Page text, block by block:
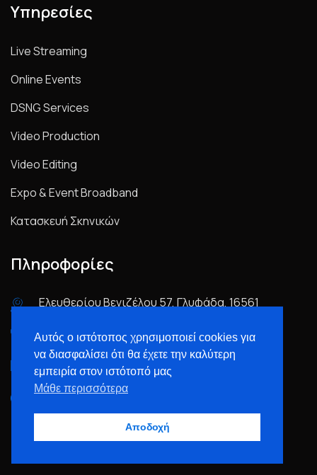
Υπηρεσίες
Live Streaming
Online Events
DSNG Services
Video Production
Video Editing
Expo & Event Broadband
Κατασκευή Σκηνικών
Πληροφορίες
Ελευθερίου Βενιζέλου 57, Γλυφάδα, 16561
(+30) 210 300 9291 ----- (+30) 6909 31 3000
info@digitaleye.gr
Δευ-Σαβ: 10:00πμ - 19:00μμ Κυρ - Κλειστά
Newsletter
Αυτός ο ιστότοπος χρησιμοποιεί cookies για
να διασφαλίσει ότι θα έχετε την καλύτερη
εμπειρία στον ιστότοπό μας
Μάθε περισσότερα
Αποδοχή